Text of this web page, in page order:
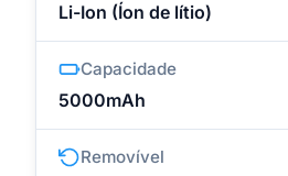
Li-Ion (Íon de lítio)
Capacidade
5000mAh
Removível